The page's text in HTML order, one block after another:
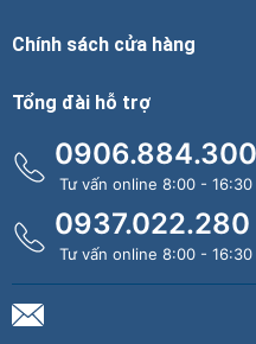
Chính sách cửa hàng
Tổng đài hỗ trợ
0906.884.300
Tư vấn online 8:00 -
0937.022.280
Tư vấn online 8:00 -